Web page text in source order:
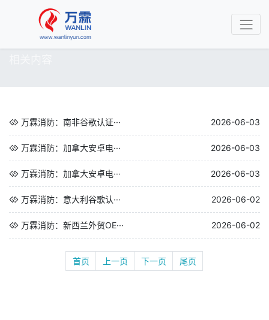
万霖消防：南非谷歌认证··· 2026-06-03
万霖消防：加拿大安卓电··· 2026-06-03
万霖消防：加拿大安卓电··· 2026-06-03
万霖消防：意大利谷歌认··· 2026-06-02
万霖消防：新西兰外贸OE··· 2026-06-02
首页 上一页 下一页 尾页